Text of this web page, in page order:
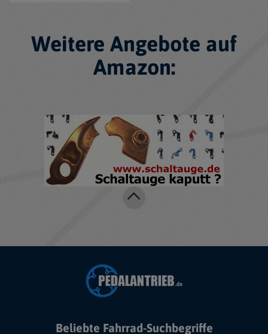
Weitere Angebote auf
Amazon:
Beliebte Fahrrad-Suchbegriffe